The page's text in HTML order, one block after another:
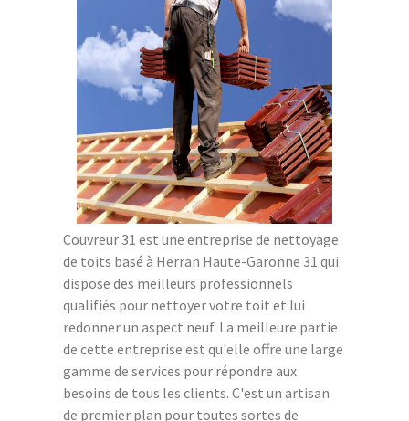
Couvreur 31 est une entreprise de nettoyage
de toits basé à Herran Haute-Garonne 31 qui
dispose des meilleurs professionnels
qualifiés pour nettoyer votre toit et lui
redonner un aspect neuf. La meilleure partie
de cette entreprise est qu'elle offre une large
gamme de services pour répondre aux
besoins de tous les clients. C'est un artisan
de premier plan pour toutes sortes de